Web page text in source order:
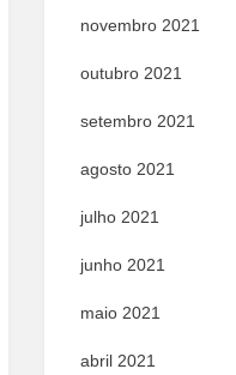
novembro 2021
outubro 2021
setembro 2021
agosto 2021
julho 2021
junho 2021
maio 2021
abril 2021